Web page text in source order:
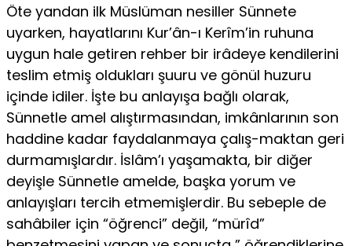
Öte yandan ilk Müslüman nesiller Sünnete
uyarken, hayatlarını Kur’ân-ı Kerîm’in ruhuna
uygun hale getiren rehber bir irâdeye kendilerini
teslim etmiş oldukları şuuru ve gönül huzuru
içinde idiler. İşte bu anlayışa bağlı olarak,
Sünnetle amel alıştırmasından, imkânlarının son
haddine kadar faydalanmaya çalış-maktan geri
durmamışlardır. İslâm’ı yaşamakta, bir diğer
deyişle Sünnetle amelde, başka yorum ve
anlayışları tercih etmemişlerdir. Bu sebeple de
sahâbiler için “öğrenci” değil, “mürîd”